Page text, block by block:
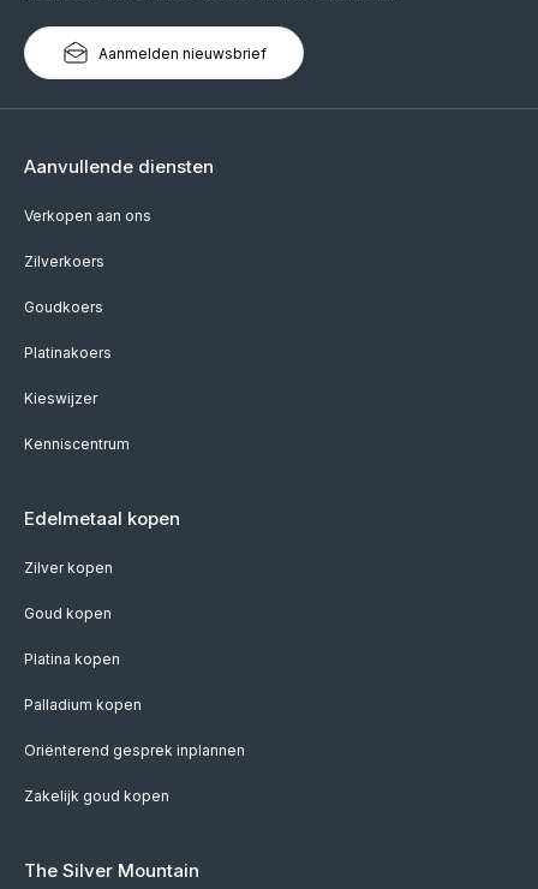
Aanmelden nieuwsbrief
Aanvullende diensten
Verkopen aan ons
Zilverkoers
Goudkoers
Platinakoers
Kieswijzer
Kenniscentrum
Edelmetaal kopen
Zilver kopen
Goud kopen
Platina kopen
Palladium kopen
Oriënterend gesprek inplannen
Zakelijk goud kopen
The Silver Mountain